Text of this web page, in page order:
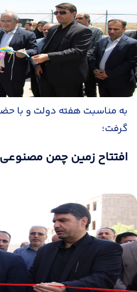
به مناسبت هفته دولت و با
گرفت؛
افتتاح زمین چمن